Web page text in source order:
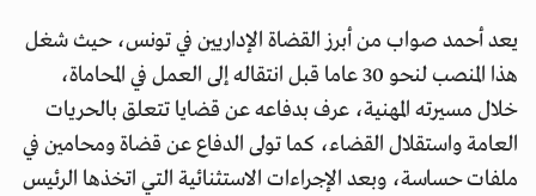
يعد أحمد صواب من أبرز القضاة الإداريين في تونس، حيث شغل
هذا المنصب لنحو 30 عاما قبل انتقاله إلى العمل في المحاماة،
خلال مسيرته المهنية، عرف بدفاعه عن قضايا تتعلق بالحريات
العامة واستقلال القضاء، كما تولى الدفاع عن قضاة ومحامين في
ملفات حساسة، وبعد الإجراءات الاستثنائية التي اتخذها الرئيس